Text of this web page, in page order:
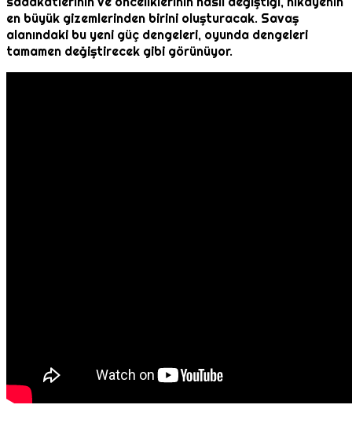
en büyük gizemlerinden birini oluşturacak. Savaş
alanındaki bu yeni güç dengeleri, oyunda dengeleri
tamamen değiştirecek gibi görünüyor.